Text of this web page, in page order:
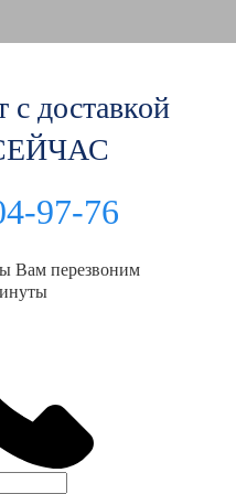
с доставкой
97-76
Вам перезвоним